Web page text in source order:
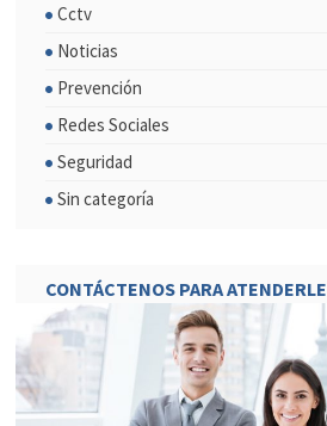
Cctv
Noticias
Prevención
Redes Sociales
Seguridad
Sin categoría
CONTÁCTENOS PARA ATENDERLE